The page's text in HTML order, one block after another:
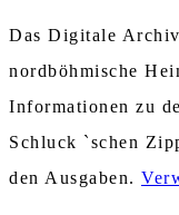
Das Digitale
nordböhmische
Informationen zu
Schluck `schen
den Ausgaben.